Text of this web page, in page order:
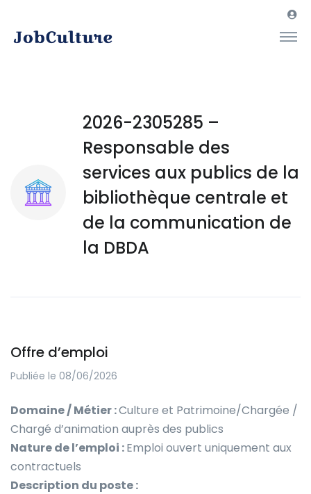
2026-2305285 –
Responsable des
services aux publics de la
bibliothèque centrale et
de la communication de
la DBDA
Offre d’emploi
Publiée le 08/06/2026
Domaine / Métier :Culture et Patrimoine/Chargée /
Chargé d’animation auprès des publics
Nature de l’emploi :Emploi ouvert uniquement aux
contractuels
Description du poste :